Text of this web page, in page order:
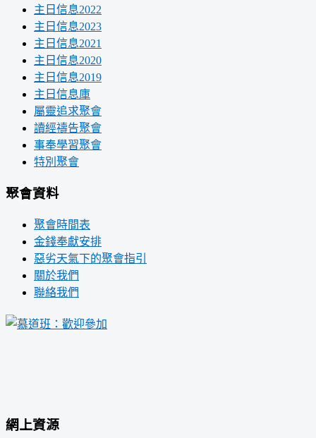
主日信息2022
主日信息2023
主日信息2021
主日信息2020
主日信息2019
主日信息庫
屬靈追求聚會
讀經禱告聚會
事奉學習聚會
特別聚會
聚會資料
聚會時間表
金錢奉獻安排
惡劣天氣下的聚會指引
關於我們
聯絡我們
網上資源